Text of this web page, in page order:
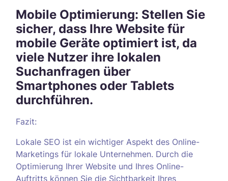
Mobile Optimierung: Stellen Sie
sicher, dass Ihre Website für
mobile Geräte optimiert ist, da
viele Nutzer ihre lokalen
Suchanfragen über
Smartphones oder Tablets
durchführen.
Fazit:
Lokale SEO ist ein wichtiger Aspekt des Online-
Marketings für lokale Unternehmen. Durch die
Optimierung Ihrer Website und Ihres Online-
Auftritts können Sie die Sichtbarkeit Ihres